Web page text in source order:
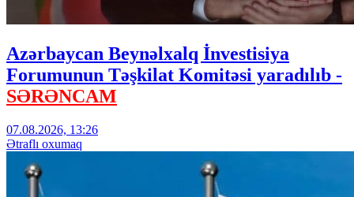
Azərbaycan Beynəlxalq İnvestisiya
Forumunun Təşkilat Komitəsi yaradılıb -
SƏRƏNCAM
07.08.2026, 13:26
Ətraflı oxumaq